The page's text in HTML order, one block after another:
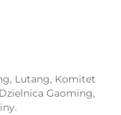
Lutang, Komitet
Gaoming,